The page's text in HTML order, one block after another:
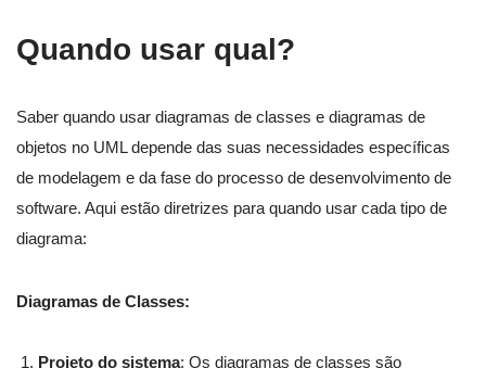
Quando usar qual?
Saber quando usar diagramas de classes e diagramas de
objetos no UML depende das suas necessidades específicas
de modelagem e da fase do processo de desenvolvimento de
software. Aqui estão diretrizes para quando usar cada tipo de
diagrama:
Diagramas de Classes:
Projeto do sistema: Os diagramas de classes são